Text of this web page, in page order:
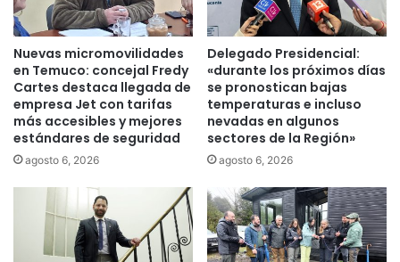
s
i
s
m
o
Nuevas micromovilidades
en Temuco: concejal Fredy
Cartes destaca llegada de
empresa Jet con tarifas
más accesibles y mejores
estándares de seguridad
agosto 6, 2026
Delegado Presidencial:
«durante los próximos días
se pronostican bajas
temperaturas e incluso
nevadas en algunos
sectores de la Región»
agosto 6, 2026